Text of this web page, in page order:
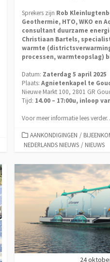
Sprekers zijn Rob
Geothermie, HTO, WKO en
consultant duurzame
Christiaan Bartels,
warmte
processen, warmteopslag)
Datum: Zaterdag 5 april 2025
Plaats: Agnietenkapel te
Nieuwe Markt 100, 2801 GR
Tijd: 14.00 – 17:00u, inloop
Voor meer informatie lees
CATEGORIEËN
AANKONDIGINGEN /
NEDERLANDS NIEUWS / NIEUWS
24